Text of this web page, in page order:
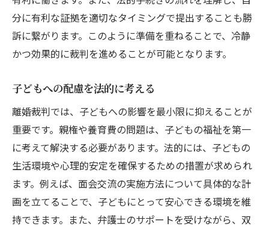
分に有利な証拠を適切なタイミングで提出することも勝
訴に繋がります。このように準備を重ねることで、冷静
かつ効果的に裁判を進めることが可能となります。
子どもへの配慮を法的に考える
離婚裁判では、子どもへの影響を最小限に抑えることが
重要です。親権や養育費の問題は、子どもの福祉を第一
に考えて解決する必要があります。法的には、子どもの
生活環境や心理的安定を確保するための措置が求められ
ます。例えば、面会交流の実施方法について具体的な計
画を立てることで、子どもにとって安心できる環境を維
持できます。また、弁護士のサポートを受けながら、双